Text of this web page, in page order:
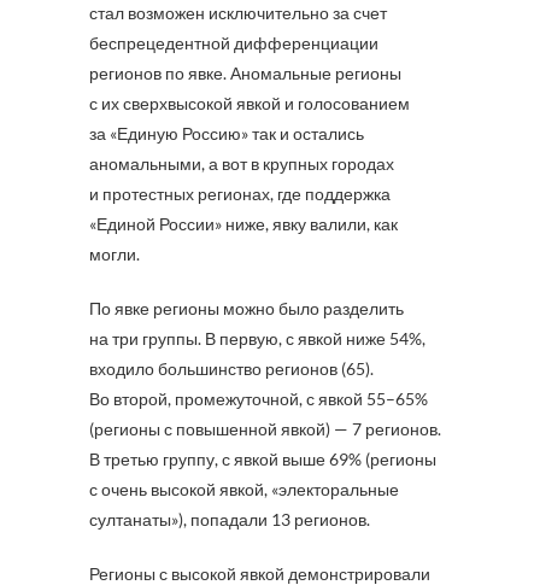
стал возможен исключительно за счет
беспрецедентной дифференциации
регионов по явке. Аномальные регионы
с их сверхвысокой явкой и голосованием
за «Единую Россию» так и остались
аномальными, а вот в крупных городах
и протестных регионах, где поддержка
«Единой России» ниже, явку валили, как
могли.
По явке регионы можно было разделить
на три группы. В первую, с явкой ниже 54%,
входило большинство регионов (65).
Во второй, промежуточной, с явкой 55–65%
(регионы с повышенной явкой) — 7 регионов.
В третью группу, с явкой выше 69% (регионы
с очень высокой явкой, «электоральные
султанаты»), попадали 13 регионов.
Регионы с высокой явкой демонстрировали